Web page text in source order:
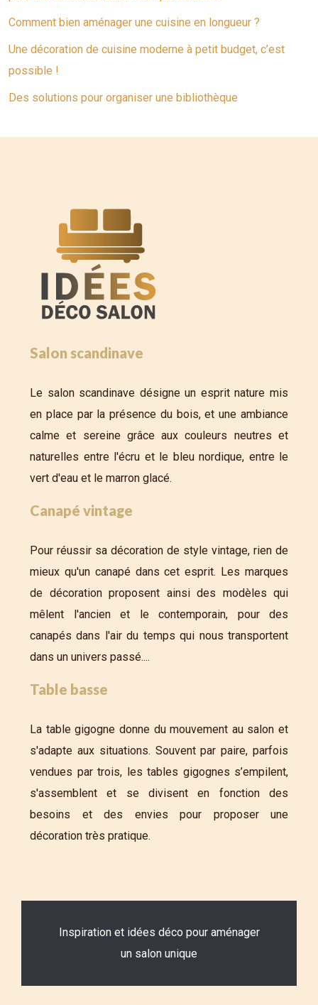
Comment bien aménager une cuisine en longueur ?
Une décoration de cuisine moderne à petit budget, c’est
possible !
Des solutions pour organiser une bibliothèque
Salon scandinave
Le salon scandinave désigne un esprit nature mis
en place par la présence du bois, et une ambiance
calme et sereine grâce aux couleurs neutres et
naturelles entre l'écru et le bleu nordique, entre le
vert d'eau et le marron glacé.
Canapé vintage
Pour réussir sa décoration de style vintage, rien de
mieux qu'un canapé dans cet esprit. Les marques
de décoration proposent ainsi des modèles qui
mêlent l'ancien et le contemporain, pour des
canapés dans l'air du temps qui nous transportent
dans un univers passé....
Table basse
La table gigogne donne du mouvement au salon et
s'adapte aux situations. Souvent par paire, parfois
vendues par trois, les tables gigognes s’empilent,
s'assemblent et se divisent en fonction des
besoins et des envies pour proposer une
décoration très pratique.
Inspiration et idées déco pour aménager
un salon unique